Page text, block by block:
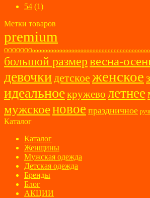
54 (1)
Метки товаров
premium
большой размервесна-
девочки детское женское
идеальноекружево летнее
мужскоеновое праздничное
Каталог
Каталог
Женщины
Мужская одежда
Детская одежда
Бренды
Блог
АКЦИИ